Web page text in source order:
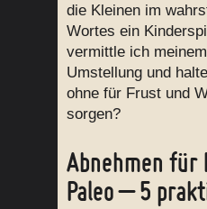
die Kleinen im
Wortes ein
vermittle ich
Umstellung und
ohne für Frust und
sorgen?
Abnehmen für
Paleo – 5